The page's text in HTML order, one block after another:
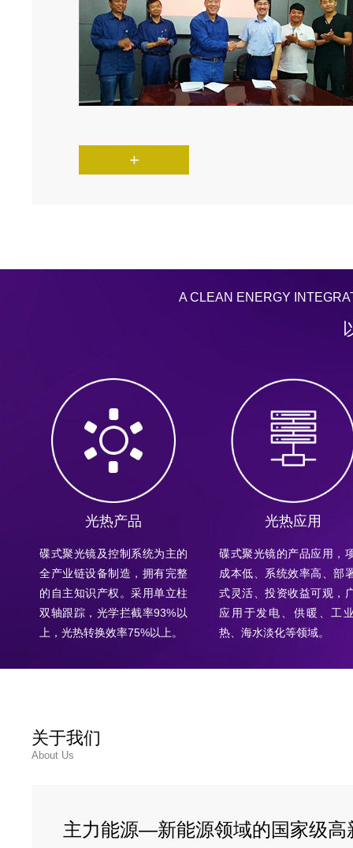
+
A CLEAN ENERGY
光热产品
碟式聚光镜及控制系统为主的
全产业链设备制造，拥有完整
的自主知识产权。采用单立柱
双轴跟踪，光学拦截率93%以
上，光热转换效率75%以上。
光热应用
碟式聚光镜的产品应用，
成本低、系统效率高、部
式灵活、投资收益可观，
应用于发电、供暖、工
热、海水淡化等领域。
关于我们
About Us
主力能源—新能源领域的国家级高